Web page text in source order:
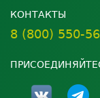
КОНТАКТЫ
8 (800) 550-